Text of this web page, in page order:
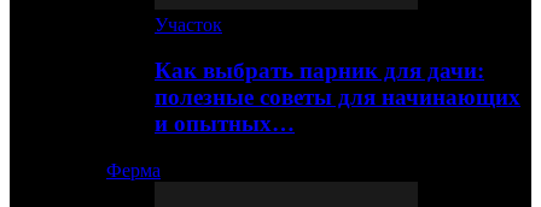
Участок
Как выбрать парник для дачи:
полезные советы для начинающих
и опытных…
Ферма